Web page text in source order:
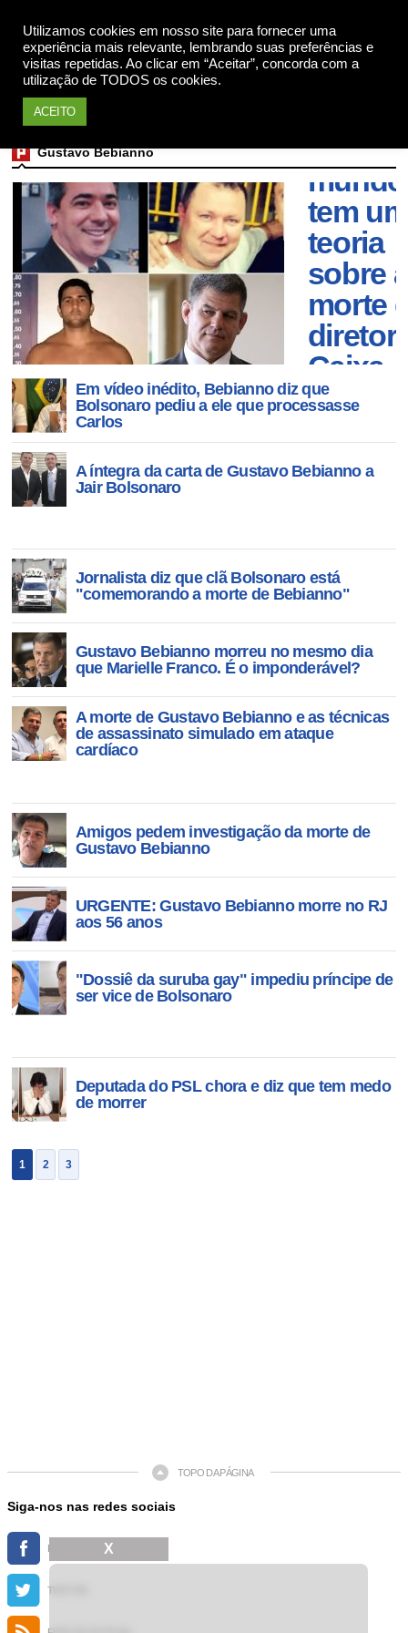
Utilizamos cookies em nosso site para fornecer uma
experiência mais relevante, lembrando suas preferências e
visitas repetidas. Ao clicar em “Aceitar”, concorda com a
utilização de TODOS os cookies.
ACEITO
Gustavo Bebianno
Todo
mundo
tem
teoria
sobre
morte
diretor
Caixa
Em vídeo inédito, Bebianno diz que
Bolsonaro pediu a ele que processasse
Carlos
A íntegra da carta de Gustavo Bebianno a
Jair Bolsonaro
Jornalista diz que clã Bolsonaro está
"comemorando a morte de Bebianno"
Gustavo Bebianno morreu no mesmo dia
que Marielle Franco. É o imponderável?
A morte de Gustavo Bebianno e as técnicas
de assassinato simulado em ataque
cardíaco
Amigos pedem investigação da morte de
Gustavo Bebianno
URGENTE: Gustavo Bebianno morre no RJ
aos 56 anos
"Dossiê da suruba gay" impediu príncipe de
ser vice de Bolsonaro
Deputada do PSL chora e diz que tem medo
de morrer
1 2 3
TOPO DA PÁGINA
Siga-nos nas redes sociais
FACEBOOK
TWITTER
X